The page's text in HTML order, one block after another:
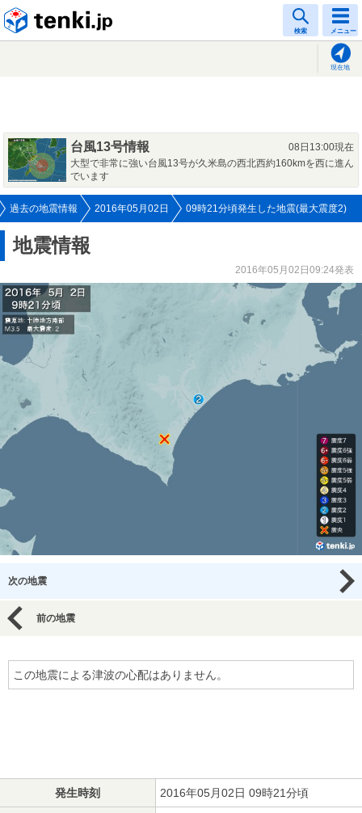
検索 メニュー
現在地
台風13号情報
08日13:00現在
大型で非常に強い台風13号が久米島の西北西約160kmを西に進ん
でいます
過去の地震情報 2016年05月02日 09時21分頃発生した地震(最大震度2)
地震情報
2016年05月02日09:24発表
次の地震
前の地震
この地震による津波の心配はありません。
発生時刻 2016年05月02日 09時21分頃